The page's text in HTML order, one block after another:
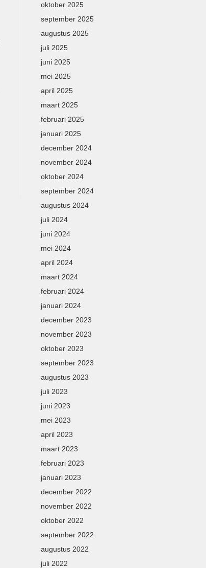
oktober 2025
september 2025
augustus 2025
juli 2025
juni 2025
mei 2025
april 2025
maart 2025
februari 2025
januari 2025
december 2024
november 2024
oktober 2024
september 2024
augustus 2024
juli 2024
juni 2024
mei 2024
april 2024
maart 2024
februari 2024
januari 2024
december 2023
november 2023
oktober 2023
september 2023
augustus 2023
juli 2023
juni 2023
mei 2023
april 2023
maart 2023
februari 2023
januari 2023
december 2022
november 2022
oktober 2022
september 2022
augustus 2022
juli 2022